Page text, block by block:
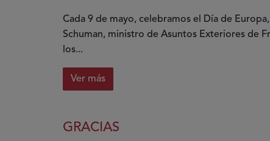
las
personas
reconocimiento
capacidad
Cada 9 de mayo, celebramos el Día de
Schuman, ministro de Asuntos Exteriores de
los...
Ver más
sobre
Fondo
GRACIAS